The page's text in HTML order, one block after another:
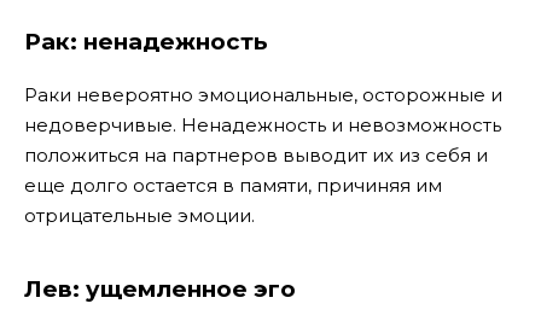
Рак: ненадежность
Раки невероятно эмоциональные, осторожные и
недоверчивые. Ненадежность и невозможность
положиться на партнеров выводит их из себя и
еще долго остается в памяти, причиняя им
отрицательные эмоции.
Лев: ущемленное эго